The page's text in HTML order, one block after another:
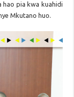
hao pia kwa kuahidi
Mkutano huo.